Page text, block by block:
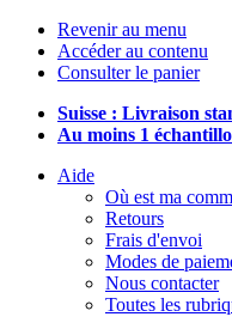
Revenir au menu
Accéder au contenu
Consulter le panier
Suisse : Livraison
Au moins 1
Aide
Où est ma
Retours
Frais d'envoi
Modes de
Nous contacter
Toutes les